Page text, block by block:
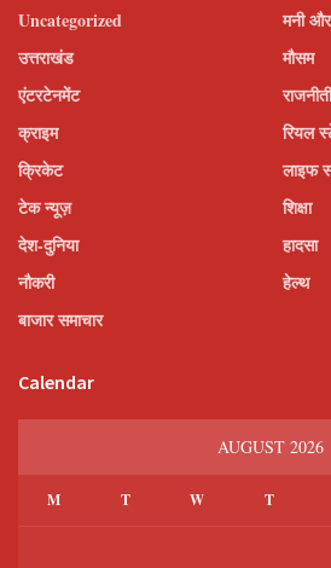
Uncategorized
उत्तराखंड
एंटरटेनमेंट
क्राइम
क्रिकेट
टेक न्यूज़
देश-दुनिया
नौकरी
बाजार समाचार
मनी
मौसम
राजनीती
रियल
लाइफ
शिक्षा
हादसा
हेल्थ
Calendar
AUGUST 2026
M T W T